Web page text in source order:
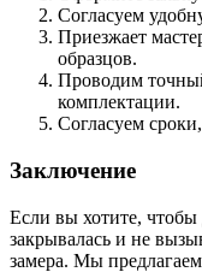
Согласуем
Приезжает
образцов.
Проводим
комплектации.
Согласуем
Заключение
Если вы хотите,
закрывалась и не
замера. Мы